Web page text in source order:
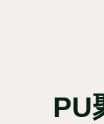
PU